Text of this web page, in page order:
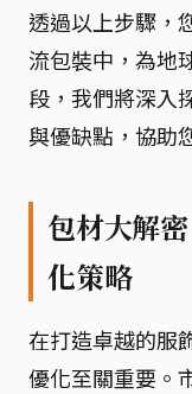
透過以上步驟，
流包裝中，為地
段，我們將深入
與優缺點，協助
包材大解
化策略
在打造卓越的服
優化至關重要。